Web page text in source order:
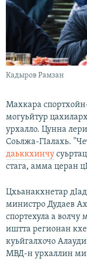
Кадыров Рамзан
Махкара
могуьйтур
урхалло. Цунна
Соьлжа-ГIалахь.
даьккхинчу
стага, амма церан
Цхьанакхнетар
министро Дудаев
спортехула а волчу
иштта регионан
куьйгалхочо
МВД-н урхаллин